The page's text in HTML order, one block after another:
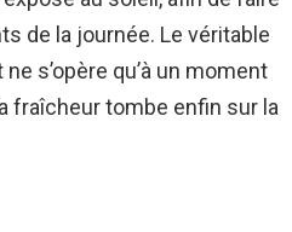
de la journée. Le véritable
s’opère qu’à un moment
fraîcheur tombe enfin sur la